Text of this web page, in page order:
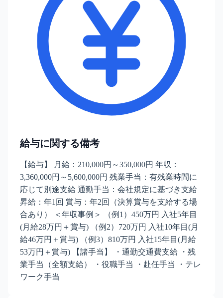
給与に関する備考
【給与】 月給：210,000円～350,000円 年収：
3,360,000円～5,600,000円 残業手当：有残業時間に
応じて別途支給 通勤手当：会社規定に基づき支給
昇給：年1回 賞与：年2回（決算賞与を支給する場
合あり） ＜年収事例＞ （例1）450万円 入社5年目
(月給28万円＋賞与) （例2）720万円 入社10年目(月
給46万円＋賞与) （例3）810万円 入社15年目(月給
53万円＋賞与) 【諸手当】 ・通勤交通費支給 ・残
業手当（全額支給） ・役職手当 ・赴任手当 ・テレ
ワーク手当